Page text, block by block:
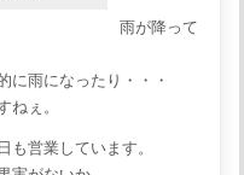
雨が降って
に雨になったり・・・
ねぇ。
も営業しています。